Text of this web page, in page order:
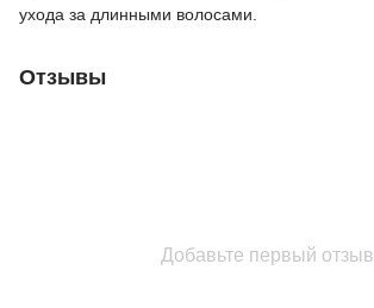
ухода за длинными волосами.
Отзывы
Добавьте первый отзыв